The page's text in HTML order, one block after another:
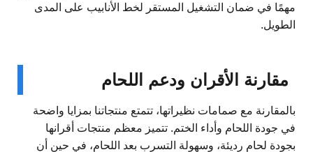
مهمًا في ضمان التشغيل المستقر لخط الأنابيب على المدى
الطويل.
مقارنة الأقران ودعم اللحام
بالمقارنة مع صمامات نظيراتها، تتمتع منتجاتنا بمزايا واضحة
في جودة اللحام وأداء الختم. تتميز معظم منتجات أقرانها
بجودة لحام رديئة، وسهولة التسرب بعد اللحام، في حين أن